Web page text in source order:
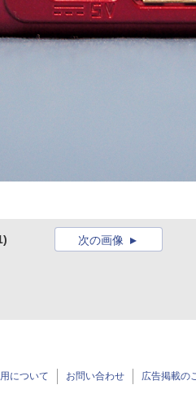
次の画像
について お問い合わせ 広告掲載の